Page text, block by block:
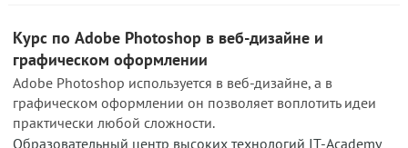
Курс по Adobe Photoshop в веб-дизайне и
графическом оформлении
Adobe Photoshop используется в веб-дизайне, а в
графическом оформлении он позволяет воплотить идеи
практически любой сложности.
Образовательный центр высоких технологий IT-Academy